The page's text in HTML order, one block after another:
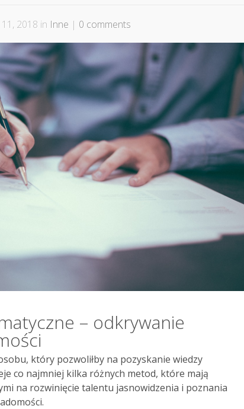
2018 in Inne | 0 comments
– odkrywanie
który pozwoliłby na pozyskanie wiedzy
co najmniej kilka różnych metod, które mają
na rozwinięcie talentu jasnowidzenia i poznania